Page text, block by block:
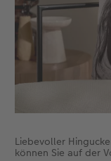
Liebevoller
können Sie auf der